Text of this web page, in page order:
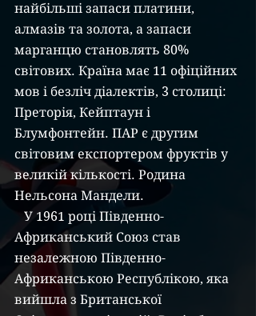
найбільші запаси платини,
алмазів та золота, а запаси
марганцю становлять 80%
світових. Країна має 11 офіційних
мов і безліч діалектів, 3 столиці:
Преторія, Кейптаун і
Блумфонтейн. ПАР є другим
світовим експортером фруктів у
великій кількості. Родина
Нельсона Мандели.
Африканський Союз став
незалежною Південно-
Африканською Республікою, яка
вийшла з Британської